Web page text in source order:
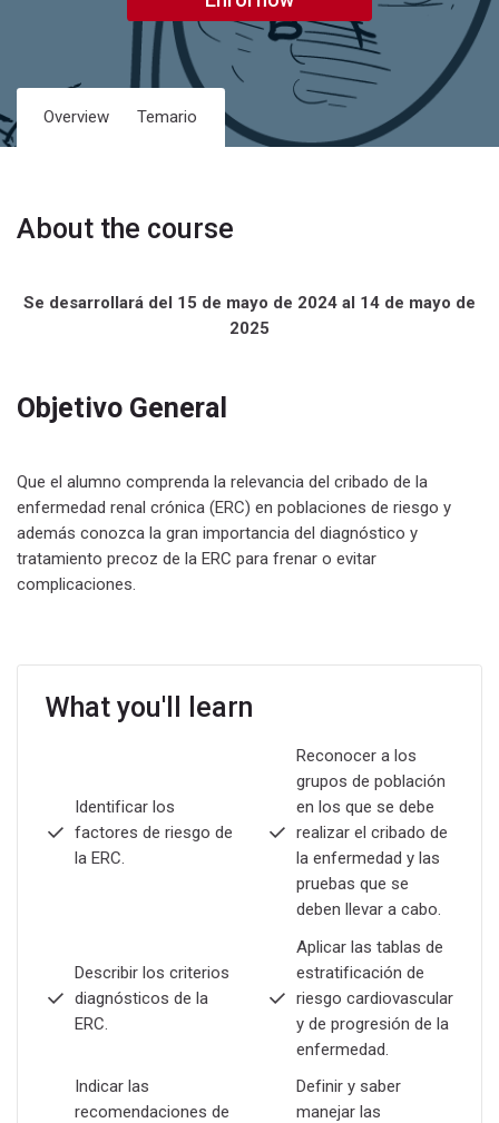
Overview Temario
About the course
Se desarrollará del 15 de mayo de 2024 al 14 de mayo de
2025
Objetivo General
Que el alumno comprenda la relevancia del cribado de la
enfermedad renal crónica (ERC) en poblaciones de riesgo y
además conozca la gran importancia del diagnóstico y
tratamiento precoz de la ERC para frenar o evitar
complicaciones.
What you'll learn
Identificar los
factores de riesgo de
la ERC.
Reconocer a los
grupos de población
en los que se debe
realizar el cribado de
la enfermedad y las
pruebas que se
deben llevar a cabo.
Describir los criterios
diagnósticos de la
ERC.
Aplicar las tablas de
estratificación de
riesgo cardiovascular
y de progresión de la
enfermedad.
Indicar las
recomendaciones de
Definir y saber
manejar las